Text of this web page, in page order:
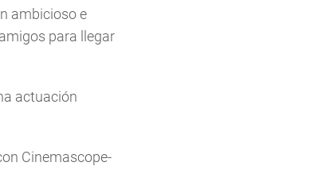
ambicioso e
para llegar
actuación
Cinemascope-